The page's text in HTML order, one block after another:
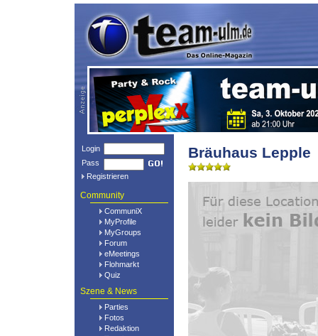
Login
Pass
Registrieren
Community
CommuniX
MyProfile
MyGroups
Forum
eMeetings
Flohmarkt
Quiz
Szene & News
Parties
Fotos
Redaktion
Bräuhaus Lepple